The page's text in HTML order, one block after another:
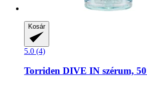
Kosár
5.0 (4)
Torriden DIVE IN szérum,